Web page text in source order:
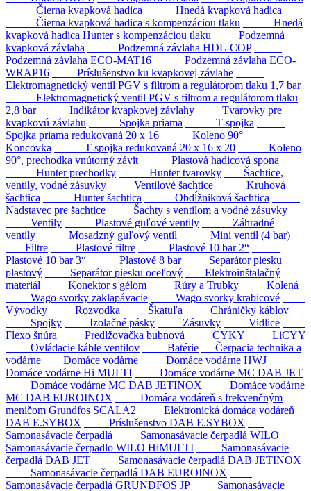
Čierna kvapková hadica
Hnedá kvapková hadica
Čierna kvapková hadica s kompenzáciou tlaku
Hnedá
kvapková hadica Hunter s kompenzáciou tlaku
Podzemná
kvapková závlaha
Podzemná závlaha HDL-COP
Podzemná závlaha ECO-MAT16
Podzemná závlaha ECO-
WRAP16
Príslušenstvo ku kvapkovej závlahe
Elektromagnetický ventil PGV s filtrom a regulátorom tlaku 1,7 bar
Elektromagnetický ventil PGV s filtrom a regulátorom tlaku
2,8 bar
Indikátor kvapkovej závlahy
Tvarovky pre
kvapkovú závlahu
Spojka priama
T-spojka
Spojka priama redukovaná 20 x 16
Koleno 90°
Koncovka
T-spojka redukovaná 20 x 16 x 20
Koleno
90°, prechodka vnútorný závit
Plastová hadicová spona
Hunter prechodky
Hunter tvarovky
Šachtice,
ventily, vodné zásuvky
Ventilové šachtice
Kruhová
šachtica
Hunter šachtica
Obdĺžniková šachtica
Nadstavec pre šachtice
Šachty s ventilom a vodné zásuvky
Ventily
Plastové guľové ventily
Záhradné
ventily
Mosadzný guľový ventil
Mini ventil (4 bar)
Filtre
Plastové filtre
Plastové 10 bar 2“
Plastové 10 bar 3“
Plastové 8 bar
Separátor piesku
plastový
Separátor piesku oceľový
Elektroinštalačný
materiál
Konektor s gélom Rúry a Trubky
Kolená
Wago svorky zaklapávacie
Wago svorky krabicové
Vývodky
Rozvodka Škatuľa
Chráničky káblov
Spojky
Izolačné pásky Zásuvky
Vidlice
Flexo šnúra
Predlžovačka bubnová CYKY
LiCYY
Ovládacie káble ventilov
Batérie
Čerpacia technika a
vodárne
Domáce vodárne
Domáce vodárne HWJ
Domáce vodárne Hi MULTI
Domáce vodárne MC DAB JET
Domáce vodárne MC DAB JETINOX
Domáce vodárne
MC DAB EUROINOX
Domáca vodáreň s frekvenčným
meničom Grundfos SCALA2
Elektronická domáca vodáreň
DAB E.SYBOX
Príslušenstvo DAB E.SYBOX
Samonasávacie čerpadlá
Samonasávacie čerpadlá WILO
Samonasávacie čerpadlo WILO HiMULTI
Samonasávacie
čerpadlá DAB JET
Samonasávacie čerpadlá DAB JETINOX
Samonasávacie čerpadlá DAB EUROINOX
Samonasávacie čerpadlá GRUNDFOS JP
Samonasávacie